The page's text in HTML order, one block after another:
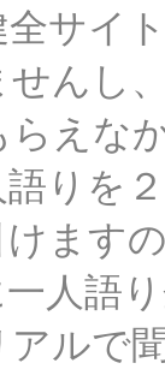
サイ
んし
らえな
りを
ます
人語
ルで